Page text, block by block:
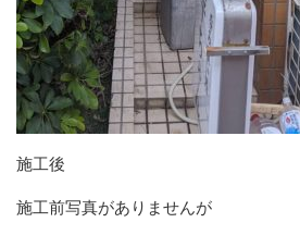
施工後
施工前写真がありませんが